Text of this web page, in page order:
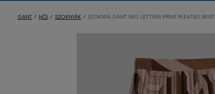
GANT NŐI SZOKNYÁK SZOKNYA GANT REG LETTERS PRINT PLEATED SKIRT